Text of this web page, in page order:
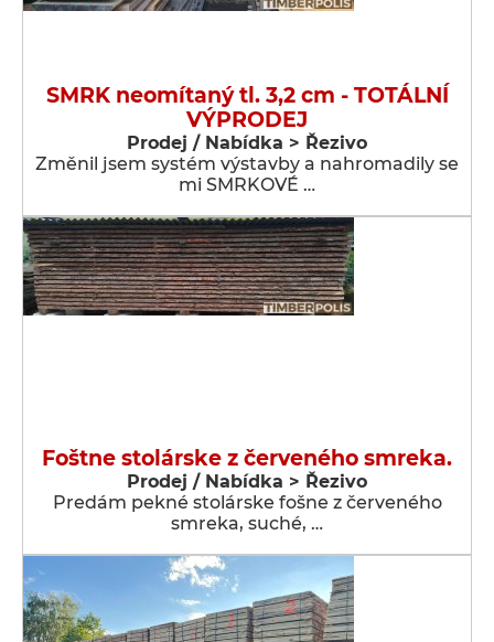
SMRK neomítaný tl. 3,2 cm - TOTÁLNÍ
VÝPRODEJ
Prodej / Nabídka > Řezivo
Změnil jsem systém výstavby a nahromadily se
mi SMRKOVÉ …
Foštne stolárske z červeného smreka.
Prodej / Nabídka > Řezivo
Predám pekné stolárske fošne z červeného
smreka, suché, …